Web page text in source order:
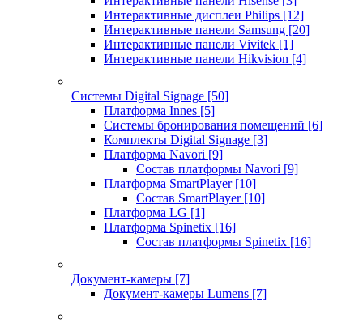
Интерактивные дисплеи Philips [12]
Интерактивные панели Samsung [20]
Интерактивные панели Vivitek [1]
Интерактивные панели Hikvision [4]
Системы Digital Signage [50]
Платформа Innes [5]
Системы бронирования помещений [6]
Комплекты Digital Signage [3]
Платформа Navori [9]
Состав платформы Navori [9]
Платформа SmartPlayer [10]
Состав SmartPlayer [10]
Платформа LG [1]
Платформа Spinetix [16]
Состав платформы Spinetix [16]
Документ-камеры [7]
Документ-камеры Lumens [7]